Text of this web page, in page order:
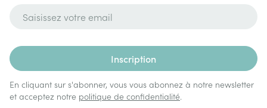
Inscription
En cliquant sur s'abonner, vous vous abonnez à notre newsletter
et acceptez notre politique de confidentialité.